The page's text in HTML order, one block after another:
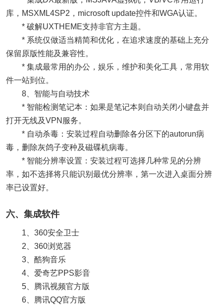
库，MSXML4SP2，microsoft update控件和WGA认证。
* 破解UXTHEME支持非官方主题。
* 系统仅做适当精简和优化，在追求速度的基础上充分
保留原版性能及兼容性。
* 集成最常用的办公，娱乐，维护和美化工具，常用软
件一站到位。
8、智能与自动技术
* 智能检测笔记本：如果是笔记本则自动关闭小键盘并
打开无线及VPN服务。
* 自动杀毒：安装过程自动删除各分区下的autorun病
毒，删除灰鸽子变种及磁碟机病毒。
* 智能分辨率设置：安装过程可选择几种常见的分辨
率，如不选择将只能识别最优分辨率，第一次进入桌面分辨
率已设置好。
六、集成软件
1、360安全卫士
2、360浏览器
3、酷狗音乐
4、爱奇艺PPS影音
5、腾讯视频官方版
6、腾讯QQ官方版